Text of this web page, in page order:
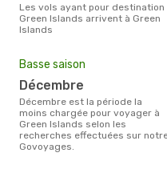
Les vols ayant pour destination
Green Islands arrivent à Green
Islands
Basse saison
décembre
décembre est la période la
moins chargée pour voyager à
Green Islands selon les
recherches effectuées sur
Govoyages.